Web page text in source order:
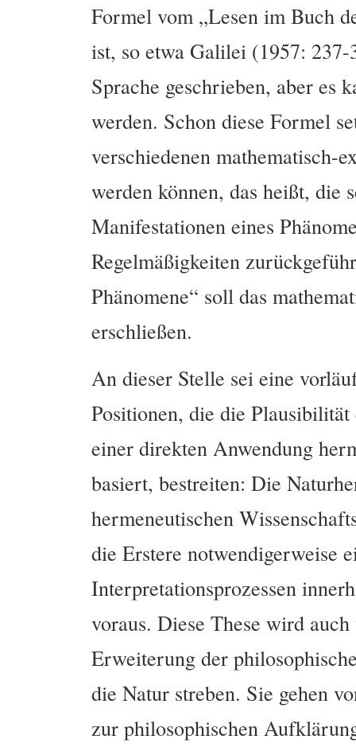
Formel vom „Lesen im Buch
ist, so etwa Galilei (1957:
Sprache geschrieben, aber es
werden. Schon diese Formel
verschiedenen mathematisch-
werden können, das heißt, die
Manifestationen eines
Regelmäßigkeiten
Phänomene“ soll das
erschließen.
An dieser Stelle sei eine
Positionen, die die
einer direkten Anwendung
basiert, bestreiten: Die
hermeneutischen
die Erstere notwendigerweise
Interpretationsprozessen
voraus. Diese These wird
Erweiterung der
die Natur streben. Sie gehen
zur philosophischen